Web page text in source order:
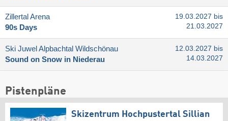
Zillertal Arena
90s Days
19.03.2027 bis
21.03.2027
Ski Juwel Alpbachtal Wildschönau
Sound on Snow in Niederau
12.03.2027 bis
14.03.2027
Pistenpläne
Skizentrum Hochpustertal Sillian